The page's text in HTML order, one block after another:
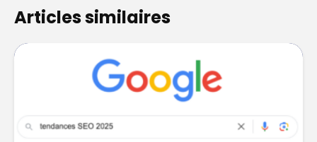
Articles similaires